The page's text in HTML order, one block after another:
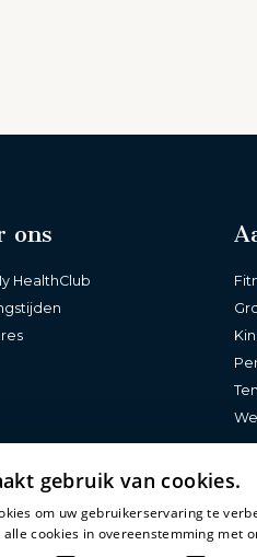
ons
HealthClub
gebruik van cookies.
om uw gebruikerservaring te
cookies in overeenstemming met